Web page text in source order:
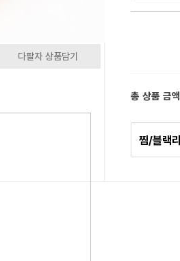
다팔자 상품담기
총 상품 금액
찜/블랙